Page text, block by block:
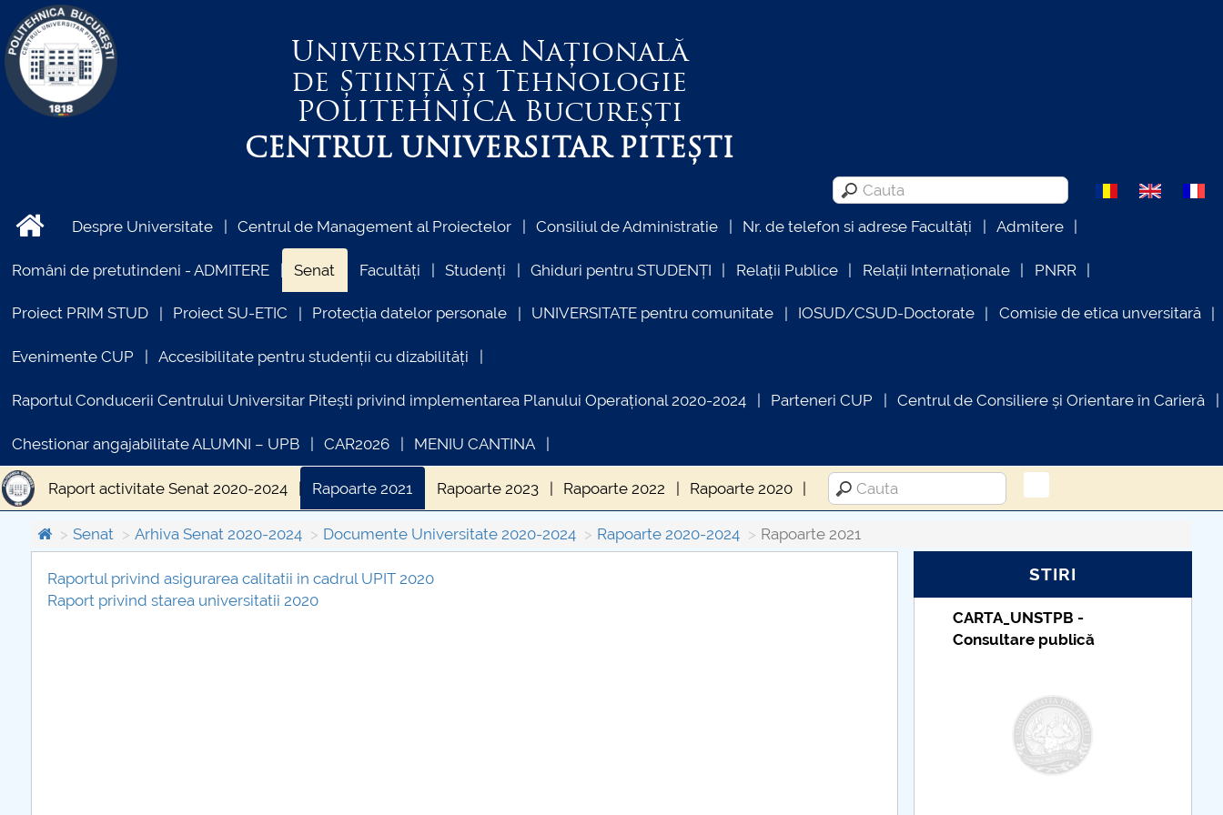
Universitatea Națională
de Știință și Tehnologie
POLITEHNICABucurești
CENTRUL UNIVERSITAR PITEȘTI
Despre Universitate Centrul de Management al Proiectelor Consiliul de Administratie Nr. de telefon si adrese Facultăți Admitere
Români de pretutindeni - ADMITERE Senat Facultăți Studenți Ghiduri pentru STUDENȚI Relații Publice Relații Internaționale PNRR
Proiect PRIM STUD Proiect SU-ETIC Protecția datelor personale UNIVERSITATE pentru comunitate IOSUD/CSUD-Doctorate Comisie de etica unversitară
Evenimente CUP Accesibilitate pentru studenții cu dizabilități
Raportul Conducerii Centrului Universitar Pitești privind implementarea Planului Operațional 2020-2024 Parteneri CUP Centrul de Consiliere și Orientare în Carieră
Chestionar angajabilitate ALUMNI – UPB CAR2026 MENIU CANTINA
Raport activitate Senat 2020-2024 Rapoarte 2021 Rapoarte 2023 Rapoarte 2022 Rapoarte 2020
Senat Arhiva Senat 2020-2024 Documente Universitate 2020-2024 Rapoarte 2020-2024 Rapoarte 2021
Raportul privind asigurarea calitatii in cadrul UPIT 2020
Raport privind starea universitatii 2020
STIRI
Taxe de școlarizare
indexate – Centrul